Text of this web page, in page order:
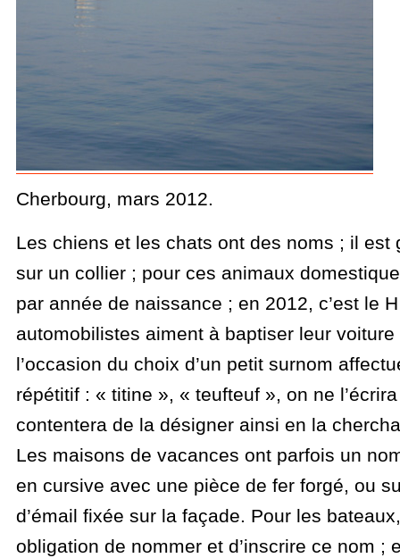
Cherbourg, mars 2012.
Les chiens et les chats ont des noms ; il est
sur un collier ; pour ces animaux
par année de naissance ; en 2012, c’est le
automobilistes aiment à baptiser leur voiture
l’occasion du choix d’un petit surnom
répétitif : « titine », « teufteuf », on ne
contentera de la désigner ainsi en la
Les maisons de vacances ont parfois un
en cursive avec une pièce de fer forgé, ou
d’émail fixée sur la façade. Pour les
obligation de nommer et d’inscrire ce nom ;